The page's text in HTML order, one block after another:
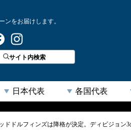
ンをお届けします。
パブリック
サイト内検索
日本代表 各国代表
ドドルフィンズは降格が決定。ディビジョン3